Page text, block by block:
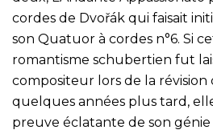
cordes de Dvořák qui faisait
son Quatuor à cordes n°6. Si
romantisme schubertien fut
compositeur lors de la révision
quelques années plus tard,
preuve éclatante de son